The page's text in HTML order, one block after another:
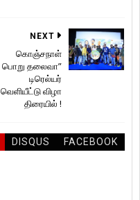
NEXT
கொஞ்சநாள்
பொறு தலைவா”
டிரெல்யர்
வெளியீட்டு விழா
திரையில் !
DISQUS FACEBOOK